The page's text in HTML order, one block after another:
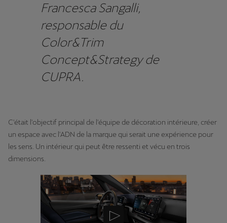
Francesca Sangalli,
responsable du
Color&Trim
Concept&Strategy de
CUPRA.
C'était l'objectif principal de l'équipe de décoration intérieure, créer
un espace avec l'ADN de la marque qui serait une expérience pour
les sens. Un intérieur qui peut être ressenti et vécu en trois
dimensions.